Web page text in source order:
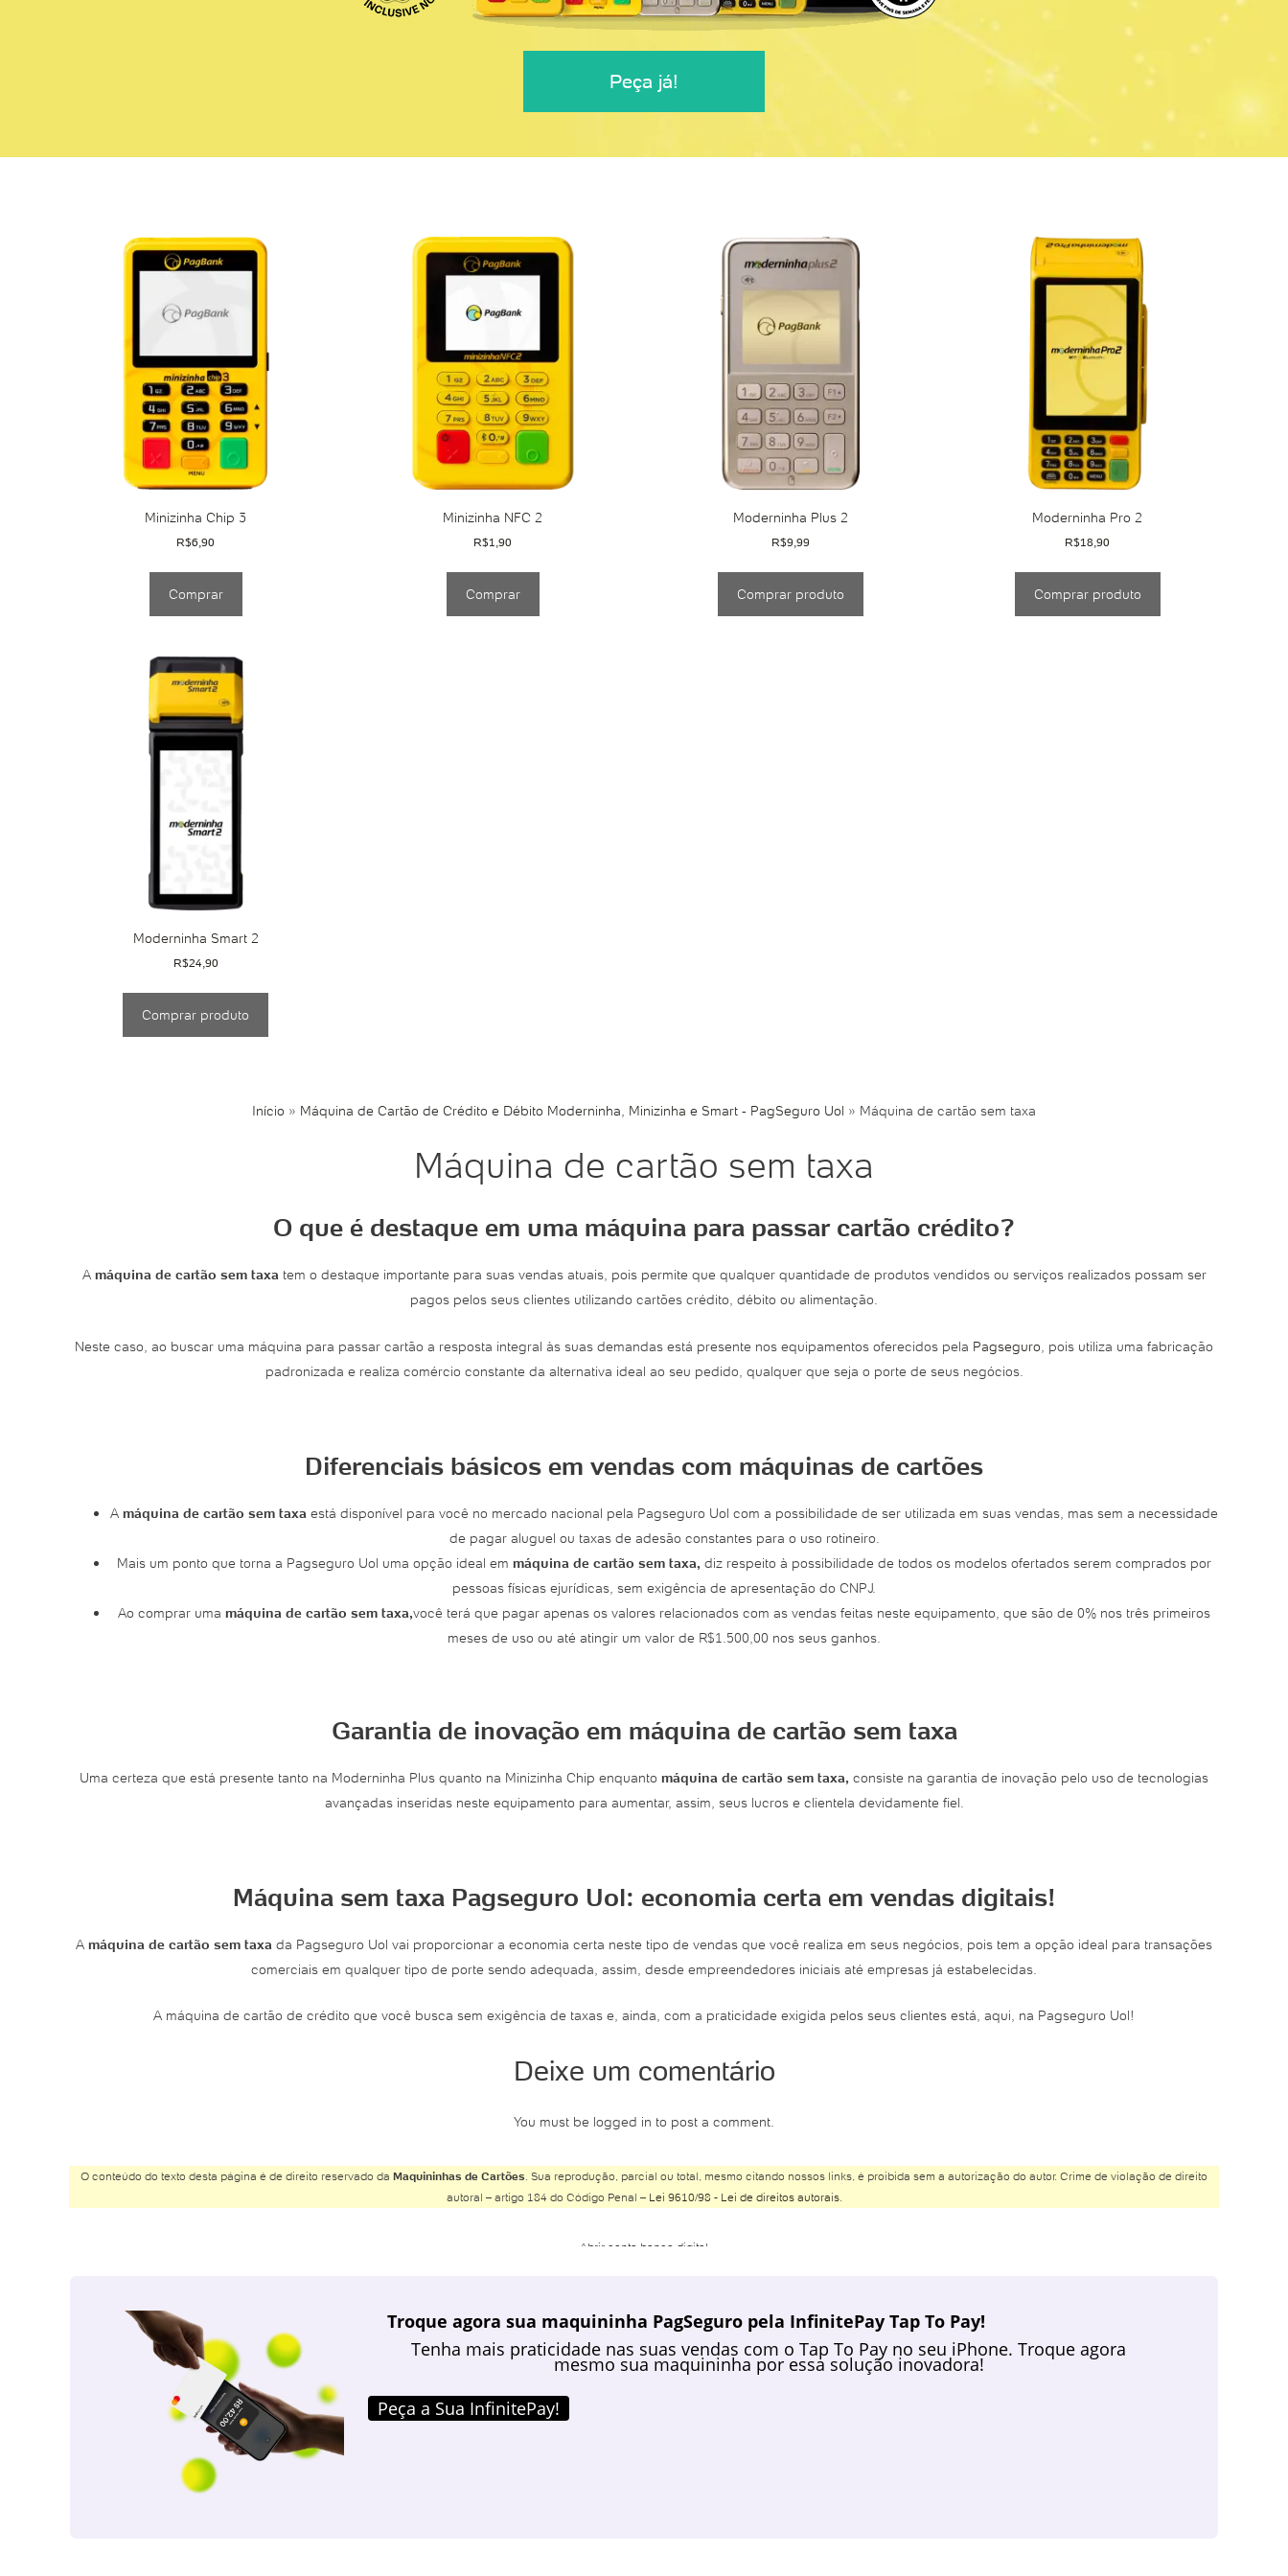
Peça já!
Minizinha Chip 3
R$6,90
Comprar
Minizinha NFC 2
R$1,90
Comprar
Moderninha Plus 2
R$9,99
Comprar produto
Moderninha Pro 2
R$18,90
Comprar produto
Moderninha Smart 2
R$24,90
Comprar produto
Início » Máquina de Cartão de Crédito e Débito Moderninha, Minizinha e Smart - PagSeguro Uol » Máquina de cartão sem taxa
Máquina de cartão sem taxa
O que é destaque em uma máquina para passar cartão crédito?
A máquina de cartão sem taxa tem o destaque importante para suas vendas atuais, pois permite que qualquer quantidade de produtos vendidos ou serviços realizados possam ser
pagos pelos seus clientes utilizando cartões crédito, débito ou alimentação.
Neste caso, ao buscar uma máquina para passar cartão a resposta integral às suas demandas está presente nos equipamentos oferecidos pela Pagseguro, pois utiliza uma fabricação
padronizada e realiza comércio constante da alternativa ideal ao seu pedido, qualquer que seja o porte de seus negócios.
Diferenciais básicos em vendas com máquinas de cartões
A máquina de cartão sem taxa está disponível para você no mercado nacional pela Pagseguro Uol com a possibilidade de ser utilizada em suas vendas, mas sem a necessidade
de pagar aluguel ou taxas de adesão constantes para o uso rotineiro.
Mais um ponto que torna a Pagseguro Uol uma opção ideal em máquina de cartão sem taxa, diz respeito à possibilidade de todos os modelos ofertados serem comprados por
pessoas físicas ejurídicas, sem exigência de apresentação do CNPJ.
Ao comprar uma máquina de cartão sem taxa,você terá que pagar apenas os valores relacionados com as vendas feitas neste equipamento, que são de 0% nos três primeiros
meses de uso ou até atingir um valor de R$1.500,00 nos seus ganhos.
Garantia de inovação em máquina de cartão sem taxa
Uma certeza que está presente tanto na Moderninha Plus quanto na Minizinha Chip enquanto máquina de cartão sem taxa, consiste na garantia de inovação pelo uso de tecnologias
avançadas inseridas neste equipamento para aumentar, assim, seus lucros e clientela devidamente fiel.
Máquina sem taxa Pagseguro Uol: economia certa em vendas digitais!
A máquina de cartão sem taxa da Pagseguro Uol vai proporcionar a economia certa neste tipo de vendas que você realiza em seus negócios, pois tem a opção ideal para transações
comerciais em qualquer tipo de porte sendo adequada, assim, desde empreendedores iniciais até empresas já estabelecidas.
A máquina de cartão de crédito que você busca sem exigência de taxas e, ainda, com a praticidade exigida pelos seus clientes está, aqui, na Pagseguro Uol!
Deixe um comentário
You must be logged in to post a comment.
O conteúdo do texto desta página é de direito reservado da Maquininhas de Cartões . Sua reprodução, parcial ou total, mesmo citando nossos links, é proibida sem a autorização do autor. Crime de violação de direito
autoral – artigo 184 do Código Penal – Lei 9610/98 - Lei de direitos autorais.
Abrir conta banco digital
Abrir conta Banco Safra
Abrir conta BMG
Abrir conta Bradesco
Troque agora sua maquininha PagSeguro pela InfinitePay Tap To Pay!
Tenha mais praticidade nas suas vendas com o Tap To Pay no seu iPhone. Troque agora
mesmo sua maquininha por essa solução inovadora!
Peça a Sua InfinitePay!